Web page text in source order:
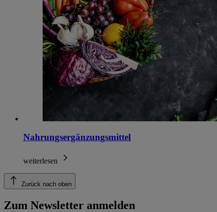
Nahrungsergänzungsmittel
weiterlesen
Zurück nach oben
Zum Newsletter anmelden